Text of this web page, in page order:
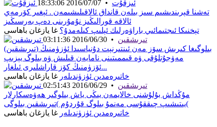
ئىزقۇت •
2016/07/07 18:33:06
تەشنا قېرىندىشىم سىز بىلەن قانداق ئالاقىلىشىمەن . ئېغىر كۆرمەي
ئالاقە قورالىڭىز نۇمۇرىنى دەپ بەرسىڭىز
تېخنىكا ئىجتىمائىي باراۋەرلىك ئېلىپ كىلەمدۇ؟ غا يازغان باھاسى
تىرىشقىن •
2016/06/30 03:11:36
(تىرىشقىن) بىلوگىغا كىرىش سۆز مەن ئىنتىرنېت دۇنياسىدا ئۈزۈمنىڭ
مەۋجۇتلۇقى ۋە قىممىتىنى نامايەن قىلىش ۋە بىلوگ ﻳﯧﺰﯨﭗ
ﺋﯚﺯۈمنىڭ ﻛﯚﺯ ﻗﺎﺭﺍﺷﻠﯩﺮﻯ ﺋﯩﻠﻐﺎﺭ...
خاتىرەمدىن ئۈزۈندىلەر غا يازغان باھاسى
تىرىشقىن •
2016/06/29 02:51:43
مۇڭداش بۇلۇشنى خالايمەن يىڭى ياش بىلوگىر ھەۋەسكارلار
يىتىشىپ چىققۇسى مەنمۇ بىلوگ قۇردۇم )تىرىشقىن بىلوگى(
خاتىرەمدىن ئۈزۈندىلەر غا يازغان باھاسى